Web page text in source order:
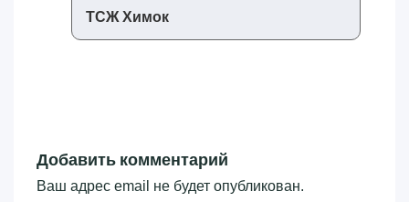
ТСЖ Химок
Добавить комментарий
Ваш адрес email не будет опубликован.